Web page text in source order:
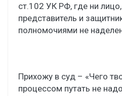
ст.102 УК РФ, где ни
представитель и
полномочиями не
Прихожу в суд – «Чего
процессом путать не